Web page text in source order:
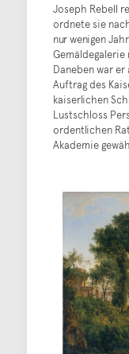
Joseph Rebell
ordnete sie
nur wenigen
Daneben war
Auftrag des
kaiserlichen
Lustschloss
ordentlichen
Akademie